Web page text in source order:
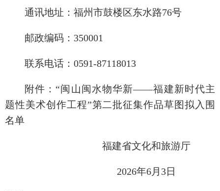
通讯地址：福州市鼓楼区东水路76号
邮政编码：350001
联系电话：0591-87118013
附件：“闽山闽水物华新——福建新时代主
题性美术创作工程”第二批征集作品草图拟入围
名单
福建省文化和旅游厅
2026年6月3日